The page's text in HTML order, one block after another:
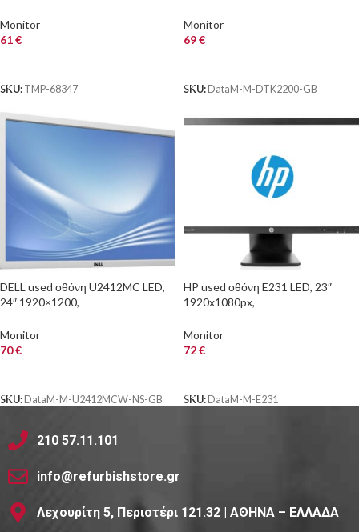
& USB Hub
Monitor
61€
SKU: TMP-68347
Monitor
69€
SKU: DataM-M-DTK2200-GB
DELL used οθόνη U2412MC LED,
24″ 1920×1200,
βάση, Grade B
Monitor
70€
SKU: DataM-M-U2412MCW-NS-GB
HP used οθόνη E231 LED, 23″
1920x1080px,
Monitor
72€
SKU: DataM-M-E231
210 57.11.101
info@refurbishstore.gr
Λεχουρίτη 5, Περιστέρι 121.32 | ΑΘΗΝΑ – ΕΛΛΑΔΑ